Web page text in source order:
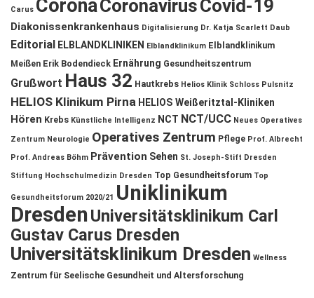
Carus CoronaCoronavirusCovid-19
Diakonissenkrankenhaus Digitalisierung Dr. Katja Scarlett Daub
Editorial ELBLANDKLINIKEN Elblandklinikum Elblandklinikum
Meißen Erik Bodendieck Ernährung Gesundheitszentrum
Grußwort Haus 32 Hautkrebs Helios Klinik Schloss Pulsnitz
HELIOS Klinikum Pirna HELIOS Weißeritztal-Kliniken
Hören Krebs Künstliche Intelligenz NCT NCT/UCC Neues Operatives
Zentrum Neurologie Operatives Zentrum Pflege Prof. Albrecht
Prof. Andreas Böhm Prävention Sehen St. Joseph-Stift Dresden
Stiftung Hochschulmedizin Dresden Top Gesundheitsforum Top
Gesundheitsforum 2020/21 Uniklinikum
DresdenUniversitätsklinikum Carl
Gustav Carus Dresden
Universitätsklinikum Dresden Wellness
Zentrum für Seelische Gesundheit und Altersforschung